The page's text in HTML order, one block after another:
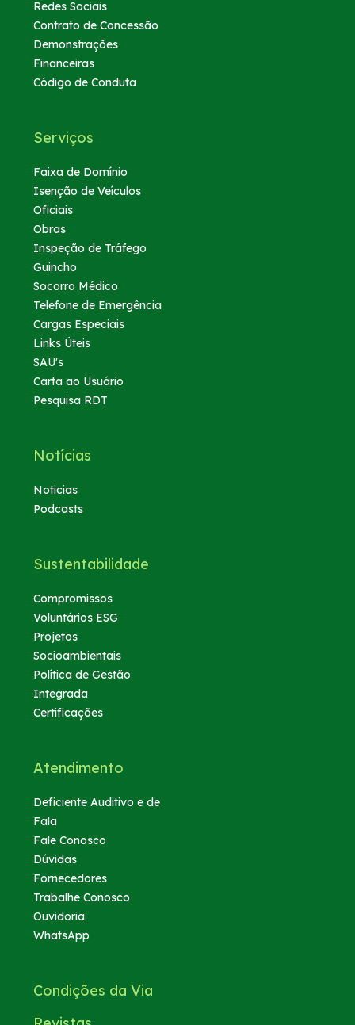
Redes Sociais
Contrato de Concessão
Demonstrações
Financeiras
Código de Conduta
Serviços
Faixa de Domínio
Isenção de Veículos
Oficiais
Obras
Inspeção de Tráfego
Guincho
Socorro Médico
Telefone de Emergência
Cargas Especiais
Links Úteis
SAU's
Carta ao Usuário
Pesquisa RDT
Notícias
Noticias
Podcasts
Sustentabilidade
Compromissos
Voluntários ESG
Projetos
Socioambientais
Política de Gestão
Integrada
Certificações
Atendimento
Deficiente Auditivo e de
Fala
Fale Conosco
Dúvidas
Fornecedores
Trabalhe Conosco
Ouvidoria
WhatsApp
Condições da Via